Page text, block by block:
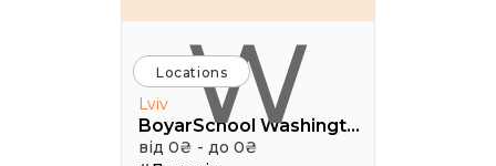
W
Locations
Lviv
BoyarSchool Washington
від 0₴ - до 0₴